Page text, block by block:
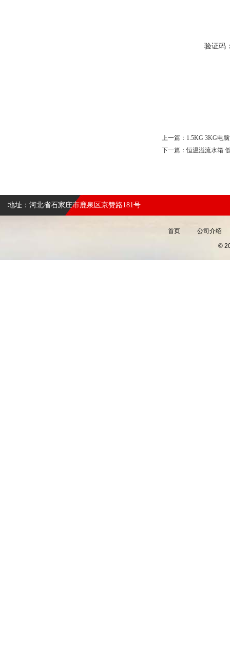
验证码
上一篇： 1.5KG 3KG电
下一篇：恒温溢流水箱
地址：河北省石家庄市鹿泉区京赞路181号
首页 公司介绍
©